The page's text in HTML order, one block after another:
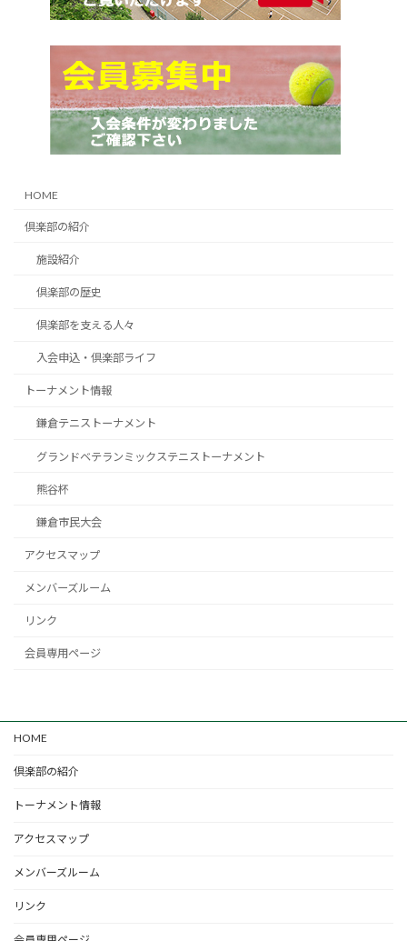
HOME
倶楽部の紹介
施設紹介
倶楽部の歴史
倶楽部を支える人々
入会申込・倶楽部ライフ
トーナメント情報
鎌倉テニストーナメント
グランドベテランミックステニストーナメント
熊谷杯
鎌倉市民大会
アクセスマップ
メンバーズルーム
リンク
会員専用ページ
HOME
倶楽部の紹介
トーナメント情報
アクセスマップ
メンバーズルーム
リンク